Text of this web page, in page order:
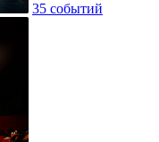
35 событий